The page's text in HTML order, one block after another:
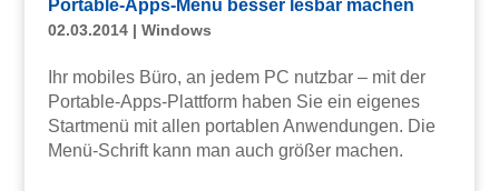
Portable-Apps-Menü besser lesbar machen
02.03.2014| Windows
Ihr mobiles Büro, an jedem PC nutzbar – mit der
Portable-Apps-Plattform haben Sie ein eigenes
Startmenü mit allen portablen Anwendungen. Die
Menü-Schrift kann man auch größer machen.